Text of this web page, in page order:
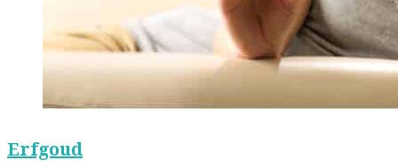
Erfgoud